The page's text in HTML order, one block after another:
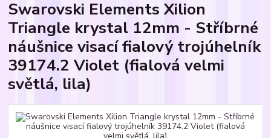
Swarovski Elements Xilion
Triangle krystal 12mm - Stříbrné
náušnice visací fialový trojúhelník
39174.2 Violet (fialová velmi
světlá, lila)